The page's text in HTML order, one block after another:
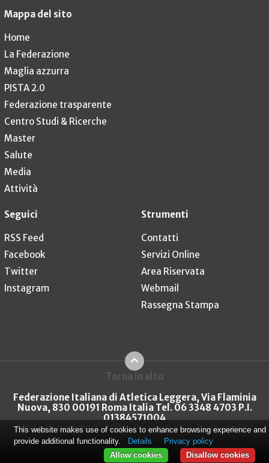
Mappa del sito
Home
La Federazione
Maglia azzurra
PISTA 2.0
Federazione trasparente
Centro Studi & Ricerche
Master
Salute
Media
Attività
Seguici
RSS Feed
Facebook
Twitter
Instagram
Strumenti
Contatti
Servizi Online
Area Riservata
Webmail
Rassegna Stampa
Torna in alto
Federazione Italiana di Atletica Leggera, Via Flaminia
Nuova, 830 00191 Roma Italia Tel. 06 3348 4703 P.I.
01384571004
FIDAL Copyright © 2026 Privacy policy Cookie policy
This website makes use of cookies to enhance browsing experience and
provide additional functionality.
Details
Privacy policy
Disallow cookies
Allow cookies